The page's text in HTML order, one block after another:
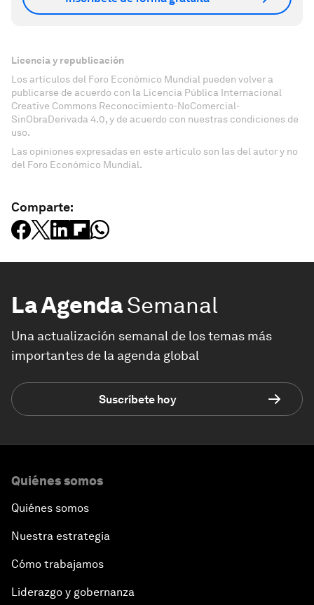
Licencia y republicación
Los artículos del Foro Económico Mundial pueden volver a
publicarse de acuerdo con la Licencia Pública Internacional
Creative Commons Reconocimiento-NoComercial-
SinObraDerivada 4.0, y de acuerdo con nuestras condiciones de
uso.
Las opiniones expresadas en este artículo son las del autor y no
del Foro Económico Mundial.
Comparte:
La AgendaSemanal
Una actualización semanal de los temas más
importantes de la agenda global
Suscríbete hoy
Quiénes somos
Quiénes somos
Nuestra estrategia
Cómo trabajamos
Liderazgo y gobernanza